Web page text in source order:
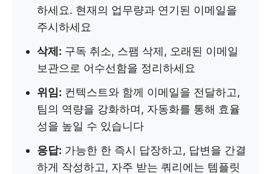
하세요. 현재의 업무량과 연기된 이메일을
주시하세요
삭제: 구독 취소, 스팸 삭제, 오래된 이메일
보관으로 어수선함을 정리하세요
위임: 컨텍스트와 함께 이메일을 전달하고,
팀의 역량을 강화하며, 자동화를 통해 효율
성을 높일 수 있습니다
응답: 가능한 한 즉시 답장하고, 답변을 간결
하게 작성하고, 자주 받는 쿼리에는 템플릿